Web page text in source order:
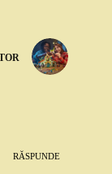
RĂSPUNDE